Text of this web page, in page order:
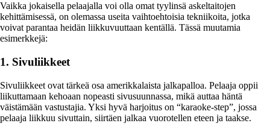
Vaikka jokaisella pelaajalla voi olla omat tyylinsä askeltaitojen
kehittämisessä, on olemassa useita vaihtoehtoisia tekniikoita, jotka
voivat parantaa heidän liikkuvuuttaan kentällä. Tässä muutamia
esimerkkejä:
1. Sivuliikkeet
Sivuliikkeet ovat tärkeä osa amerikkalaista jalkapalloa. Pelaaja oppii
liikuttamaan kehoaan nopeasti sivusuunnassa, mikä auttaa häntä
väistämään vastustajia. Yksi hyvä harjoitus on “karaoke-step”, jossa
pelaaja liikkuu sivuttain, siirtäen jalkaa vuorotellen eteen ja taakse.